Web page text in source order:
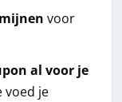
voor
al voor je
voed je